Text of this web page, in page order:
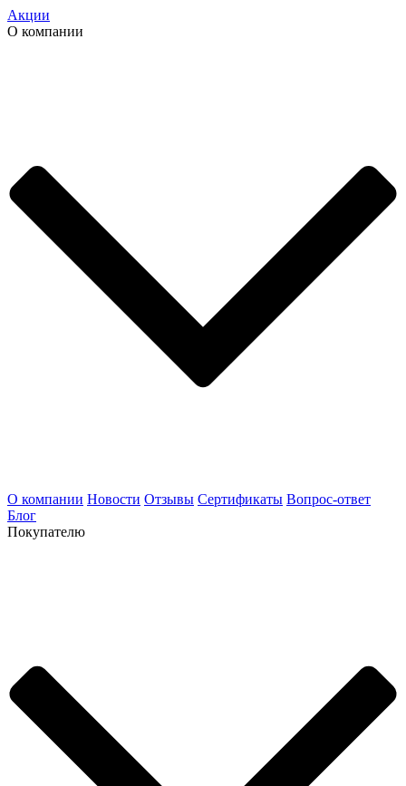
Акции
О компании
О компании Новости Отзывы Сертификаты Вопрос-ответ
Блог
Покупателю